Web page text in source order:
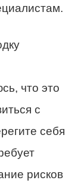
что это
с
себя
рисков